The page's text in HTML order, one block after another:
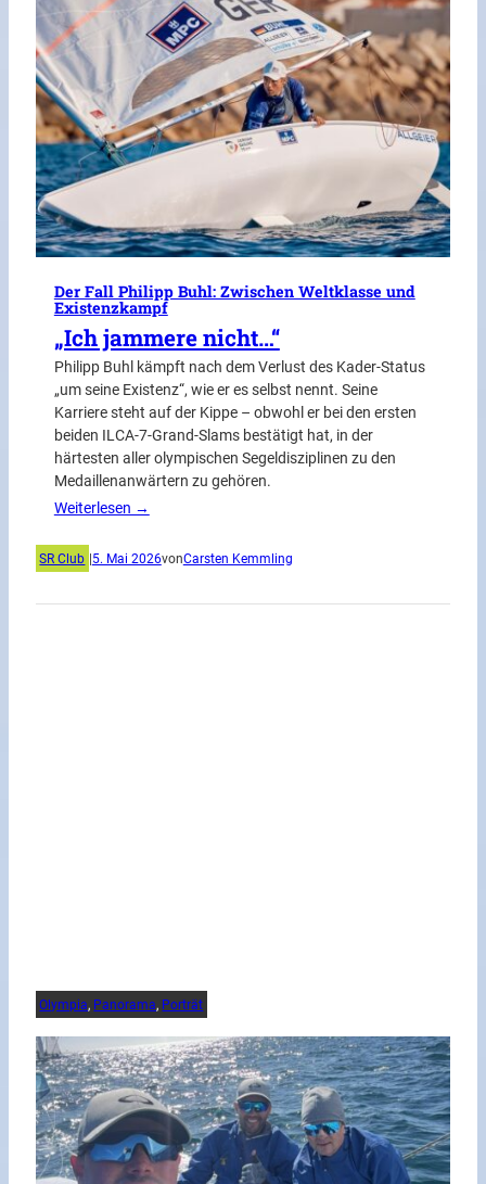
Der Fall Philipp Buhl: Zwischen Weltklasse und
Existenzkampf
„Ich jammere nicht…“
Philipp Buhl kämpft nach dem Verlust des Kader-Status
„um seine Existenz“, wie er es selbst nennt. Seine
Karriere steht auf der Kippe – obwohl er bei den ersten
beiden ILCA-7-Grand-Slams bestätigt hat, in der
härtesten aller olympischen Segeldisziplinen zu den
Medaillenanwärtern zu gehören.
Weiterlesen →
SR Club |5. Mai 2026vonCarsten Kemmling
Olympia, Panorama, Porträt